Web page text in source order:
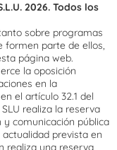
2026. Todos los
sobre programas
formen parte de ellos,
página web.
la oposición
en la
el artículo 32.1 del
realiza la reserva
comunicación pública
prevista en
realiza una reserva